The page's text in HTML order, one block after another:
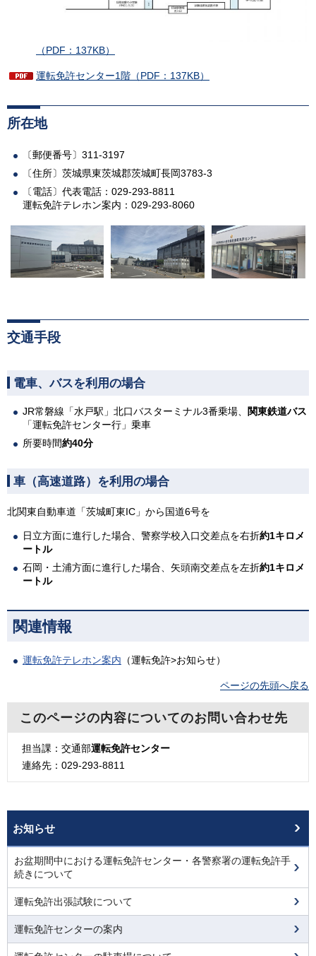
（PDF：137KB）
運転免許センター1階（PDF：137KB）
所在地
〔郵便番号〕311-3197
〔住所〕茨城県東茨城郡茨城町長岡3783-3
〔電話〕代表電話：029-293-8811
運転免許テレホン案内：029-293-8060
交通手段
電車、バスを利用の場合
JR常磐線「水戸駅」北口バスターミナル3番乗場、
関東鉄道バス
「運転免許センター行」乗車
所要時間約40分
車（高速道路）を利用の場合
北関東自動車道「茨城町東IC」から国道6号を
日立方面に進行した場合、警察学校入口交差点を右折約1キロメ
ートル
石岡・土浦方面に進行した場合、矢頭南交差点を左折約1キロメ
ートル
関連情報
運転免許テレホン案内 （運転免許>お知らせ）
ページの先頭へ戻る
このページの内容についてのお問い合わせ先
担当課：交通部運転免許センター
連絡先：029-293-8811
お知らせ
お盆期間中における運転免許センター・各警察署の運転免許手
続きについて
運転免許出張試験について
運転免許センターの案内